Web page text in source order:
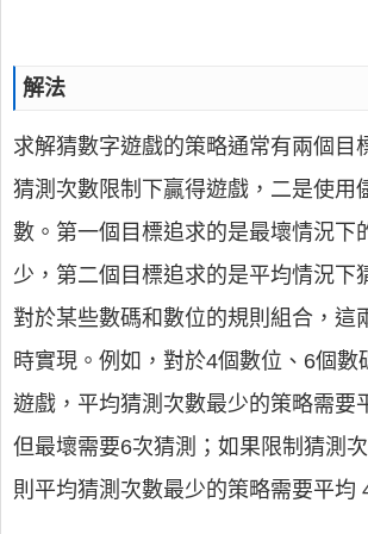
解法
求解猜數字遊戲的策略通常有兩個目
猜測次數限制下贏得遊戲，二是使用
數。第一個目標追求的是最壞情況下
少，第二個目標追求的是平均情況下
對於某些數碼和數位的規則組合，這
時實現。例如，對於4個數位、6個數
遊戲，平均猜測次數最少的策略需要
但最壞需要6次猜測；如果限制猜測
則平均猜測次數最少的策略需要平均